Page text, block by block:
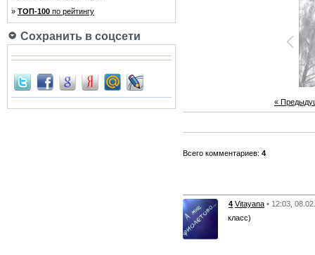
» ТОП-100 по рейтингу
Сохранить в соцсети
«
Всего комментариев: 4
4 Vitayana • 12:03,
класс)